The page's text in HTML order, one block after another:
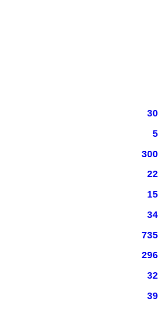
30
5
300
22
15
34
735
296
32
39